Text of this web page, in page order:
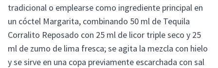
tradicional o emplearse como ingrediente principal en
un cóctel Margarita, combinando 50 ml de Tequila
Corralito Reposado con 25 ml de licor triple seco y 25
ml de zumo de lima fresca; se agita la mezcla con hielo
y se sirve en una copa previamente escarchada con sal